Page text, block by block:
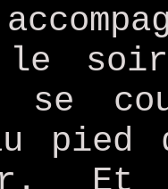
le
se
au